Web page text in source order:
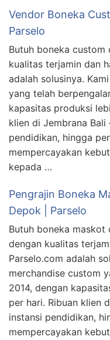
Vendor Boneka
Parselo
Butuh boneka custom
kualitas terjamin dan
adalah solusinya.
yang telah
kapasitas produksi
klien di Jembrana
pendidikan, hingga
mempercayakan
kepada …
Pengrajin Boneka
Depok | Parselo
Butuh boneka
dengan kualitas
Parselo.com adalah
merchandise custom
2014, dengan
per hari. Ribuan klien
instansi pendidikan,
mempercayakan